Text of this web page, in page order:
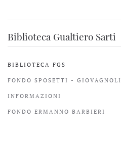
Biblioteca Gualtiero Sarti
BIBLIOTECA FGS
FONDO SPOSETTI - GIOVAGNOLI
INFORMAZIONI
FONDO ERMANNO BARBIERI